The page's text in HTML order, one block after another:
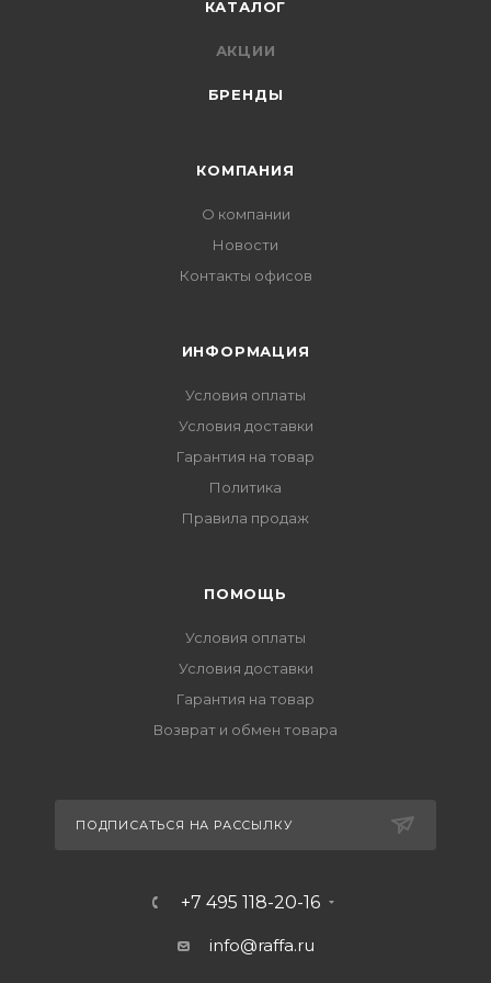
КАТАЛОГ
АКЦИИ
БРЕНДЫ
КОМПАНИЯ
О компании
Новости
Контакты офисов
ИНФОРМАЦИЯ
Условия оплаты
Условия доставки
Гарантия на товар
Политика
Правила продаж
ПОМОЩЬ
Условия оплаты
Условия доставки
Гарантия на товар
Возврат и обмен товара
ПОДПИСАТЬСЯ НА РАССЫЛКУ
+7 495 118-20-16
info@raffa.ru